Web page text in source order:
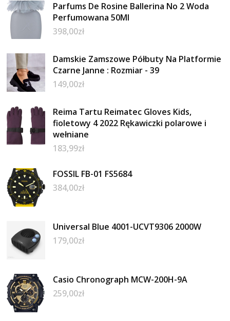
Parfums De Rosine Ballerina No 2 Woda
Perfumowana 50Ml
398,00zł
Damskie Zamszowe Półbuty Na Platformie
Czarne Janne : Rozmiar - 39
149,00zł
Reima Tartu Reimatec Gloves Kids,
fioletowy 4 2022 Rękawiczki polarowe i
wełniane
183,99zł
FOSSIL FB-01 FS5684
384,00zł
Universal Blue 4001-UCVT9306 2000W
179,00zł
Casio Chronograph MCW-200H-9A
259,00zł